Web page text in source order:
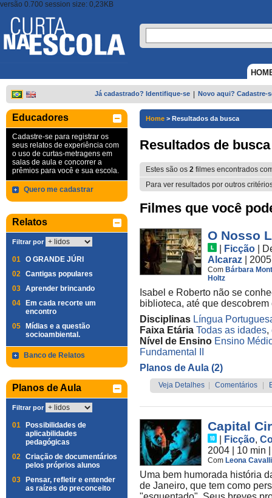
versão 0.700 session size: 0,23KB
Já cadastrado? Identifique-se Novo aqui? Cadastre-
Educadores
Cadastre-se para registrar os
seus relatos de experiência com
o uso de curtas-metragens em
salas de aula e concorrer a
prêmios para você e sua escola.
Quero me cadastrar
Relatos
Filtrar por
01 O GRANDE JÚRI
02 Cantigas populares
03 Aprender brincando
04
Em cada recorte um
encontro
05
Mídias e a questão
socioambiental.
Banco de Relatos
Planos de Aula
Filtrar por
01
Possibilidades de
aplicabilidades
pedagógicas
02 Criação de documentários
pelos próprios alunos
03
Pensar, refletir e entender
as raízes do preconceito
Home > Resultados da busca
Resultados de busca
Estes são os 2 filmes encontrados
Para ver resultados por outros
Filmes que você
O Nosso
Ficção
Alcaraz
| 2005
Com Bárbara
Holtz
Isabel e Roberto não se
biblioteca, até que
Disciplinas Língua
Faixa Etária Todas as idades,
Nível de Ensino Ensino
Fundamental II
Planos de Aula (2)
Veja Detalhes Comentários
Capital
Ficção,
2004
| 10 min
Com Leona Cavalli
Uma bem humorada história
de Janeiro, que tem como